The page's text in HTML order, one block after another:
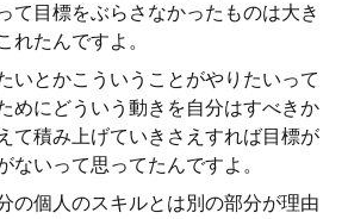
て目標をぶらさなかったものは大き
れたんですよ。
いとかこういうことがやりたいって
めにどういう動きを自分はすべきか
て積み上げていきさえすれば目標が
ないって思ってたんですよ。
の個人のスキルとは別の部分が理由